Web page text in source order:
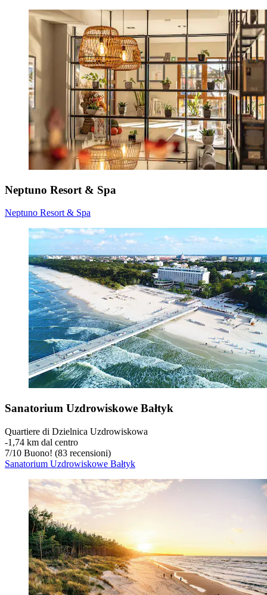
Neptuno Resort & Spa
Neptuno Resort & Spa
Sanatorium Uzdrowiskowe Bałtyk
Quartiere di Dzielnica Uzdrowiskowa
‐1,74 km dal centro
7/10 Buono! (83 recensioni)
Sanatorium Uzdrowiskowe Bałtyk